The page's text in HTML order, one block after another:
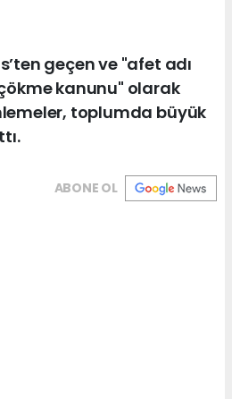
geçen ve "afet adı
kanunu" olarak
toplumda büyük
ABONE OL